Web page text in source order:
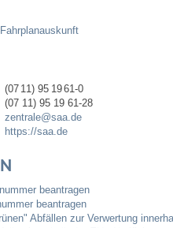
(07 11) 95 1961-0
(07 11) 95 19 61-28
zentrale@saa.de
https://saa.de
beantragen
beantragen
Abfällen zur Verwertung